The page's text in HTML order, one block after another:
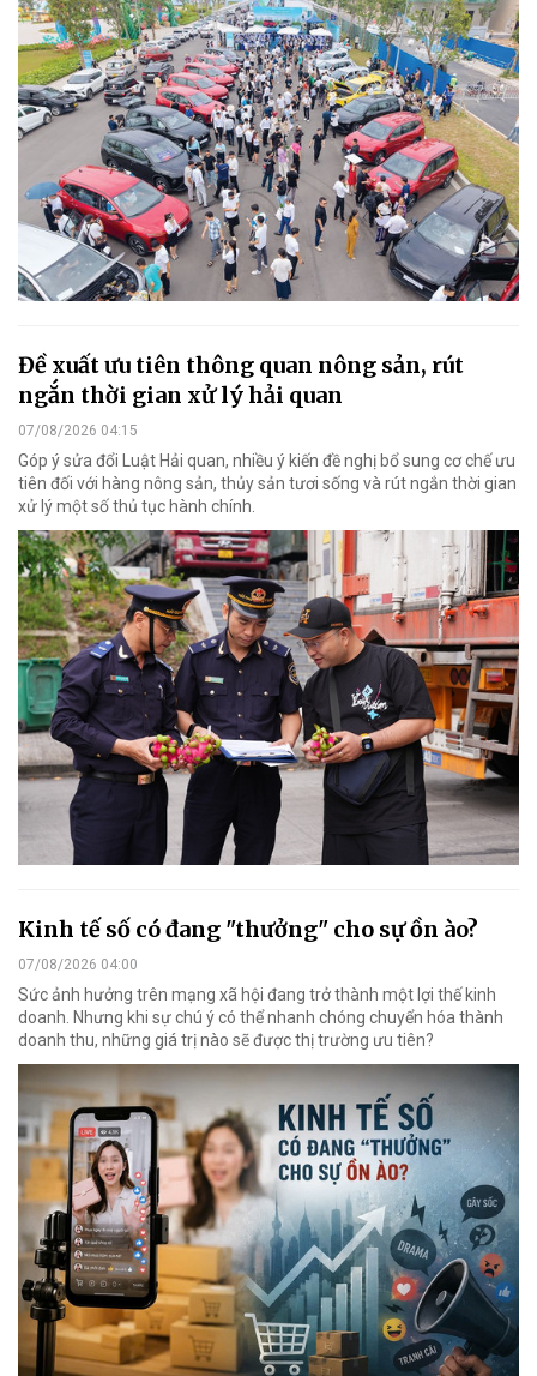
Đề xuất ưu tiên thông quan nông sản, rút
ngắn thời gian xử lý hải quan
07/08/2026 04:15
Góp ý sửa đổi Luật Hải quan, nhiều ý kiến đề nghị bổ sung cơ chế ưu
tiên đối với hàng nông sản, thủy sản tươi sống và rút ngắn thời gian
xử lý một số thủ tục hành chính.
Kinh tế số có đang "thưởng" cho sự ồn ào?
07/08/2026 04:00
Sức ảnh hưởng trên mạng xã hội đang trở thành một lợi thế kinh
doanh. Nhưng khi sự chú ý có thể nhanh chóng chuyển hóa thành
doanh thu, những giá trị nào sẽ được thị trường ưu tiên?